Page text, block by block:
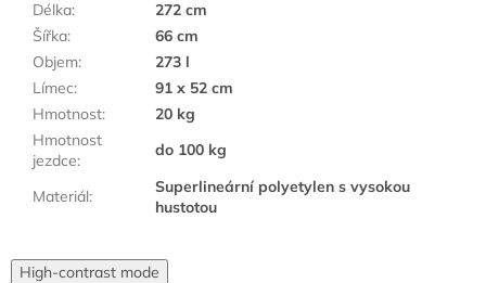
Délka:
272 cm
Šířka:
66 cm
Objem:
273 l
Límec:
91 x 52 cm
Hmotnost:
20 kg
Hmotnost
jezdce:
do 100 kg
Materiál:
Superlineární polyetylen s vysokou
hustotou
High-contrast mode